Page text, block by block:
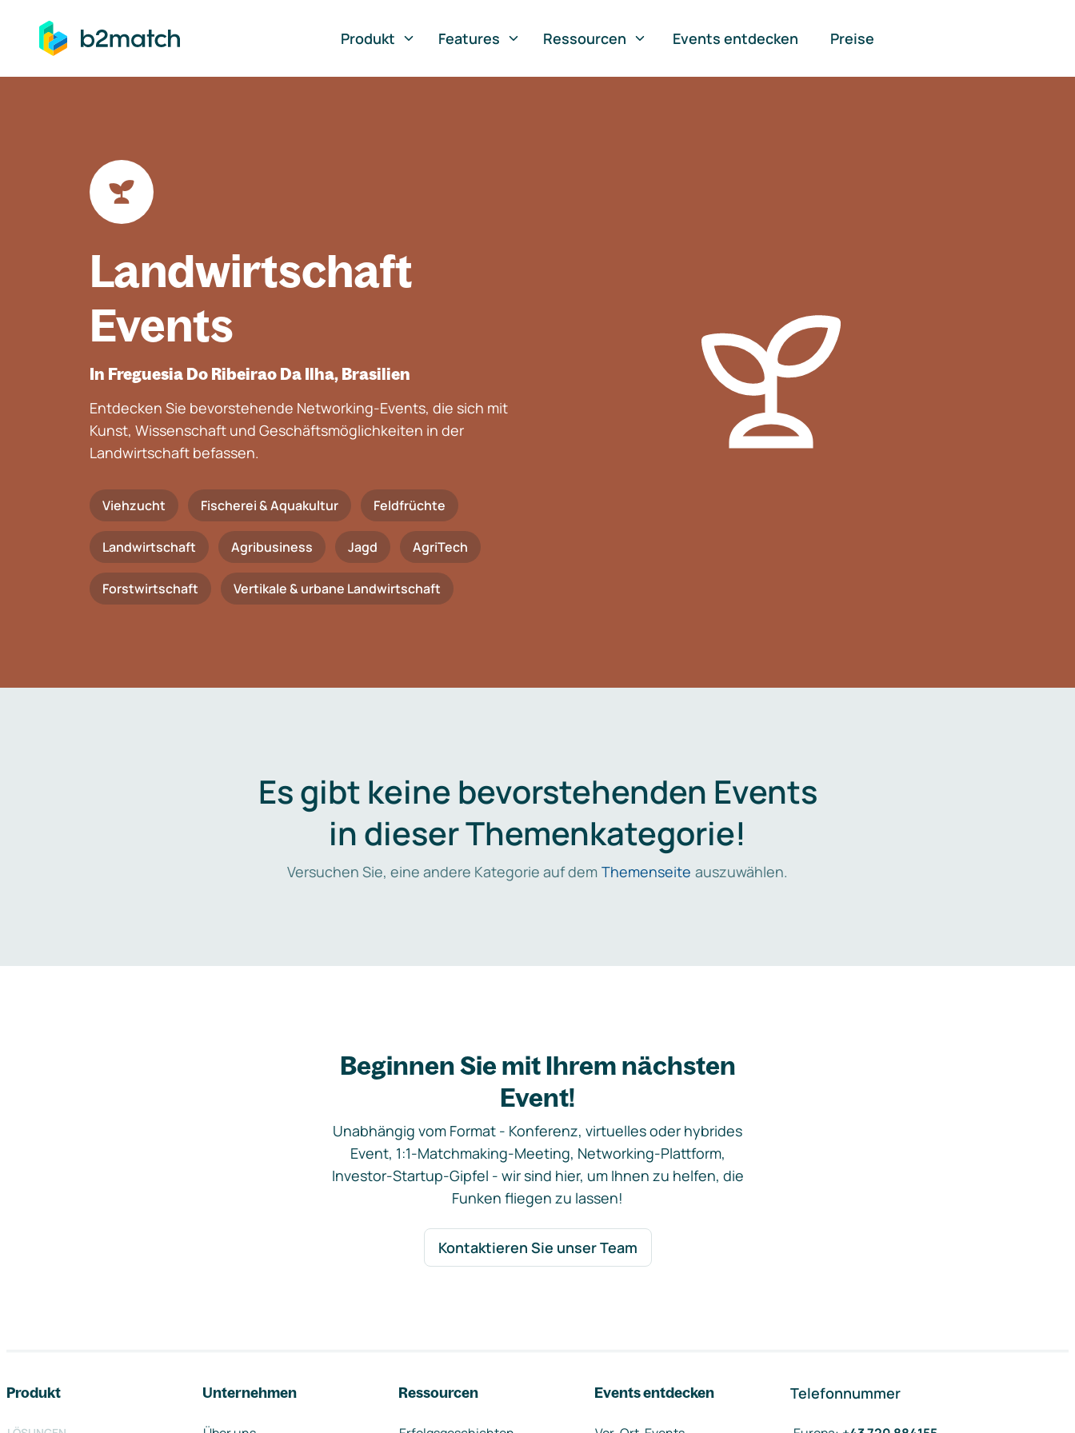
springen
Produkt
Features Ressourcen Events entdecken Preise
Landwirtschaft
Events
In Freguesia Do Ribeirao Da Ilha, Brasilien
Entdecken Sie bevorstehende Networking-Events, die sich mit
Kunst, Wissenschaft und Geschäftsmöglichkeiten in der
Landwirtschaft befassen.
Viehzucht Fischerei & Aquakultur Feldfrüchte
Landwirtschaft Agribusiness Jagd AgriTech
Forstwirtschaft Vertikale & urbane Landwirtschaft
Es gibt keine bevorstehenden Events
in dieser Themenkategorie!
Versuchen Sie, eine andere Kategorie auf dem Themenseite auszuwählen.
Beginnen Sie mit Ihrem nächsten
Event!
Unabhängig vom Format - Konferenz, virtuelles oder hybrides
Event, 1:1-Matchmaking-Meeting, Networking-Plattform,
Investor-Startup-Gipfel - wir sind hier, um Ihnen zu helfen, die
Funken fliegen zu lassen!
Kontaktieren Sie unser Team
Produkt Unternehmen Ressourcen Events entdecken Telefonnummer